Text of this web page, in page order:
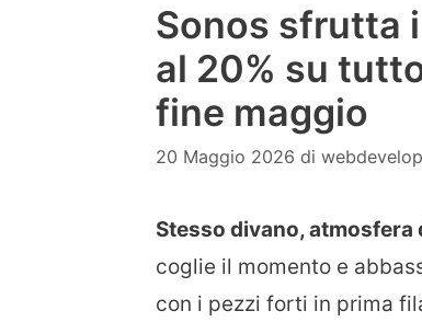
Sonos sfrutta
al 20% su
fine maggio
20 Maggio 2026 di
Stesso divano, atmosfera
coglie il momento e
con i pezzi forti in prima